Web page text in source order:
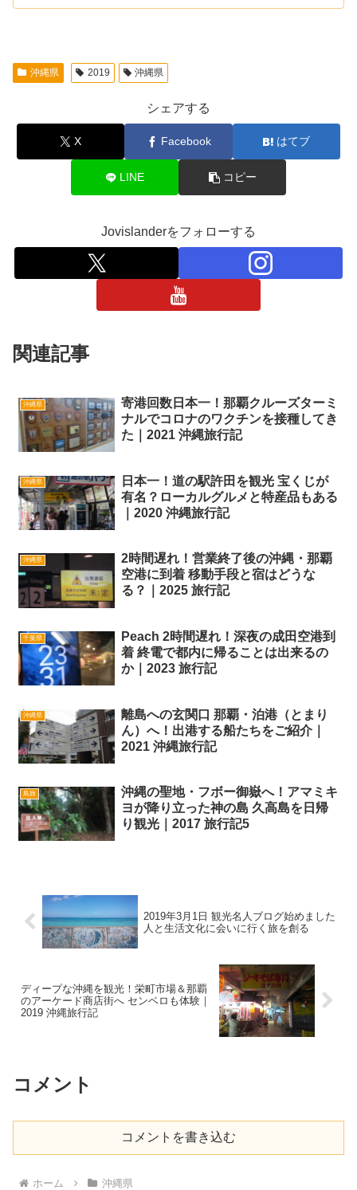
沖縄県 2019 沖縄県
シェアする
X Facebook はてブ
LINE コピー
Jovislanderをフォローする
関連記事
沖縄県
寄港回数日本一！那覇クルーズターミ
ナルでコロナのワクチンを接種してき
た｜2021 沖縄旅行記
沖縄県
日本一！道の駅許田を観光 宝くじが
有名？ローカルグルメと特産品もある
｜2020 沖縄旅行記
沖縄県
2時間遅れ！営業終了後の沖縄・那覇
空港に到着 移動手段と宿はどうな
る？｜2025 旅行記
千葉県
Peach 2時間遅れ！深夜の成田空港到
着 終電で都内に帰ることは出来るの
か｜2023 旅行記
沖縄県
離島への玄関口 那覇・泊港（とまり
ん）へ！出港する船たちをご紹介｜
2021 沖縄旅行記
島旅
沖縄の聖地・フボー御嶽へ！アマミキ
ヨが降り立った神の島 久高島を日帰
り観光｜2017 旅行記5
2019年3月1日 観光名人ブログ始めました
人と生活文化に会いに行く旅を創る
ディープな沖縄を観光！栄町市場＆那覇
のアーケード商店街へ センベロも体験｜
2019 沖縄旅行記
コメント
コメントを書き込む
ホーム 沖縄県